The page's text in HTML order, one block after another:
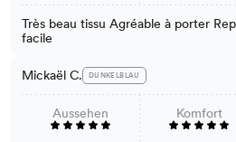
Très beau tissu Agréable à porter
facile
Mickaël C. DUNKELBLAU
Aussehen Komfort